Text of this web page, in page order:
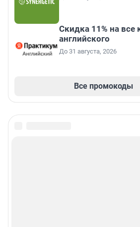
Скидка 11% на все
английского
До 31 августа, 2026
Все промокоды